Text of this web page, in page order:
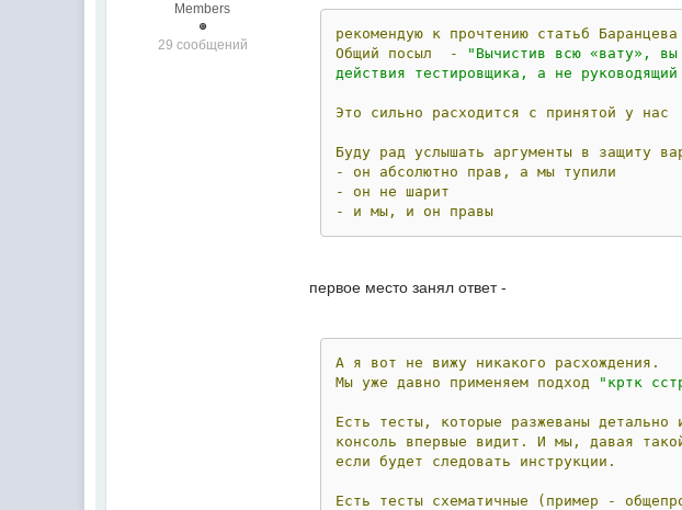
Members
29 сообщений
рекомендую к прочтению статьб Баранцева
Общий
посыл -
"Вычистив всю «вату»,
действия тестировщика, а не
Это сильно расходится с принятой у нас
Буду рад услышать аргументы в защиту
-
он абсолютно прав, а мы тупили
-
он не
шарит
-
и мы, и он правы
первое место занял ответ -
А я вот не вижу никакого
расхождения.
Мы уже давно применяем подход "кртк
Есть тесты, которые разжеваны детально
консоль
впервые видит. И мы, давая
если
будет следовать инструкции.
Есть тесты схематичные (пример -